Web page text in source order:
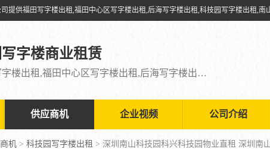
字楼商业租赁
福田写字楼出租,福田中心区写字楼出租,后海写字楼出租,科技园写字楼出租,南山写字楼出租,前海写字楼出租,宝安中心写字楼出租
供应商机 企业视频 公司介绍
机 > 科技园写字楼出租 > 深圳南山科技园科兴科技园物业直租 深圳南